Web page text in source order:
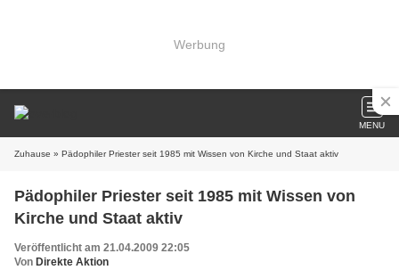
Werbung
MENU
Zuhause » Pädophiler Priester seit 1985 mit Wissen von Kirche und Staat aktiv
Pädophiler Priester seit 1985 mit Wissen von
Kirche und Staat aktiv
Veröffentlicht am 21.04.2009 22:05
Von Direkte Aktion